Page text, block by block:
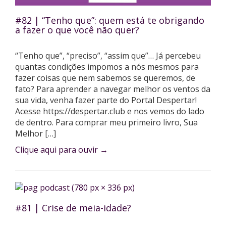
#82 | “Tenho que”: quem está te obrigando
a fazer o que você não quer?
“Tenho que”, “preciso”, “assim que”… Já percebeu
quantas condições impomos a nós mesmos para
fazer coisas que nem sabemos se queremos, de
fato? Para aprender a navegar melhor os ventos da
sua vida, venha fazer parte do Portal Despertar!
Acesse https://despertar.club e nos vemos do lado
de dentro. Para comprar meu primeiro livro, Sua
Melhor […]
Clique aqui para ouvir →
#81 | Crise de meia-idade?